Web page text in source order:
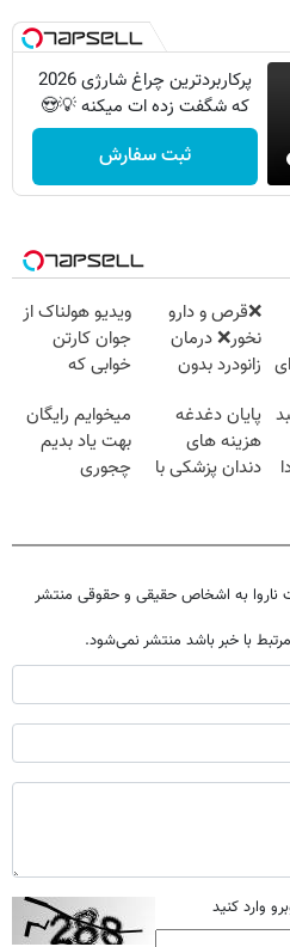
پرکاربردترین چراغ شارژی 2026
که شگفت زده ات میکنه 💡😍
ثبت سفارش
❌قرص‌ و دارو
نخور❌ درمان
زانودرد بدون
ویدیو هولناک از
جوان کارتن
خوابی که
آموزش رایگان
پایان دغدغه
هزینه های
دندان پزشکی با
میخوایم رایگان
بهت یاد بدیم
چجوری
مجانیه
ناروا به اشخاص حقیقی و حقوقی منتشر
با خبر باشد منتشر نمی‌شود.
وارد کنید